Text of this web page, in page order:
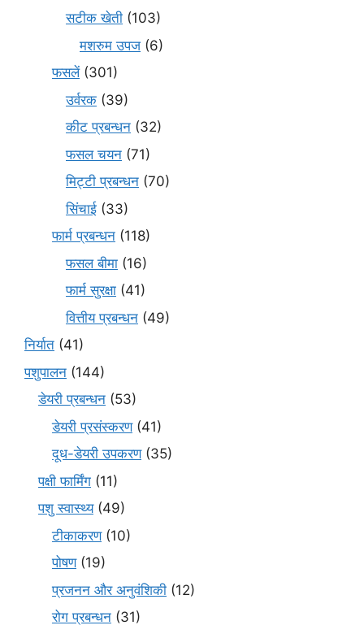
सटीक खेती (103)
मशरुम उपज (6)
फसलें(301)
उर्वरक (39)
कीट प्रबन्धन (32)
फसल चयन (71)
मि‌ट्टी प्रबन्धन (70)
सिंचाई (33)
फार्म प्रबन्धन (118)
फसल बीमा (16)
फार्म सुरक्षा (41)
वित्तीय प्रबन्धन (49)
निर्यात (41)
पशुपालन (144)
डेयरी प्रबन्धन (53)
डेयरी प्रसंस्करण(41)
दूध-डेयरी उपकरण(35)
पक्षी फार्मिंग (11)
पशु स्वास्थ्य(49)
टीकाकरण(10)
पोषण(19)
प्रजनन और अनुवंशिकी (12)
रोग प्रबन्धन (31)